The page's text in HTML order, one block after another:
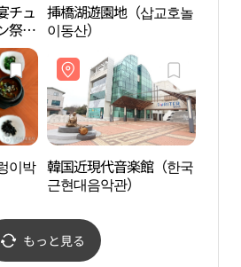
チュ
祭り
연
挿橋湖遊園地（삽교호놀
이동산）
이박 韓国近現代音楽館（한국
근현대음악관）
もっと見る